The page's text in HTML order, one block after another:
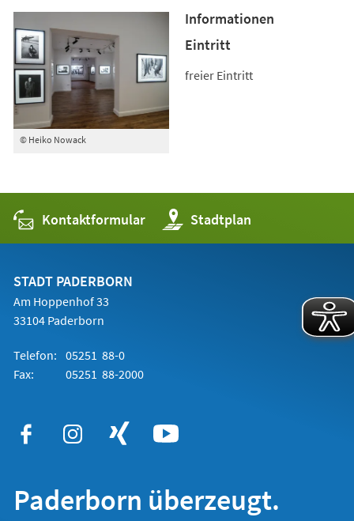
© Heiko Nowack
Informationen
Eintritt
freier Eintritt
Kontaktformular Stadtplan
(Öffnet
in
einem
STADT PADERBORN
Am Hoppenhof 33
33104 Paderborn
Telefon: 05251 88-0
Fax:
05251 88-2000
Paderborn überzeugt.